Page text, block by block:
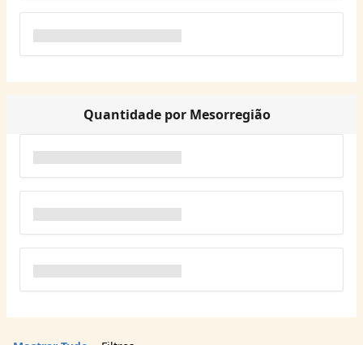
Quantidade por Mesorregião